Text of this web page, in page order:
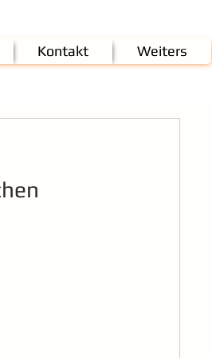
Kontakt Weiters